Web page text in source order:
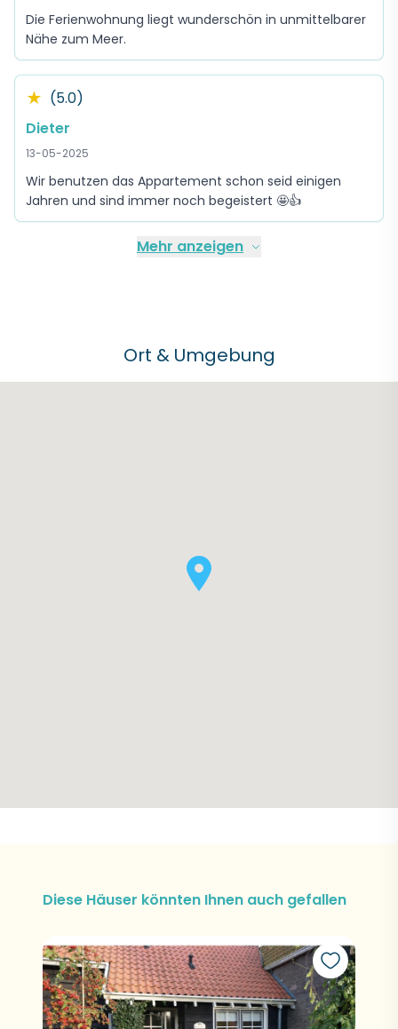
Die Ferienwohnung liegt wunderschön in unmittelbarer
Nähe zum Meer.
★ (5.0)
Dieter
13-05-2025
Wir benutzen das Appartement schon seid einigen
Jahren und sind immer noch begeistert 🤩👍
Mehr anzeigen
Ort & Umgebung
Diese Häuser könnten Ihnen auch gefallen